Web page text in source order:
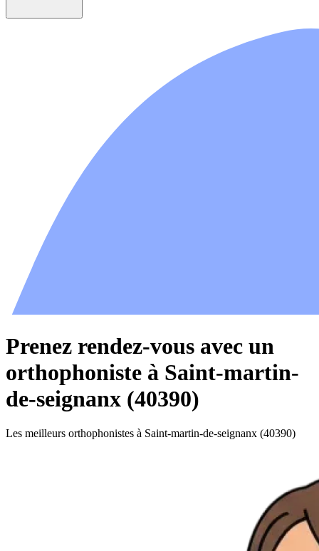
Prenez rendez-vous avec un
orthophoniste à Saint-martin-
de-seignanx (40390)
Les meilleurs orthophonistes à Saint-martin-de-seignanx (40390)